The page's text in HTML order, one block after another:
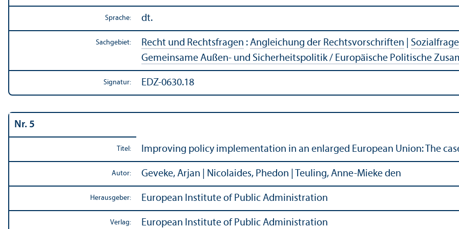
Sprache: dt.
Sachgebiet: Recht und Rechts­fragen : Angleich­ung der Rechts­vorschriften
Gemeinsame Außen- und Sicherheits­politik / Europäische Politische
Signatur: EDZ-0630.18
Nr. 5
Titel: Improving policy implementation in an enlarged European Union: The
Autor: Geveke, Arjan | Nicolaides, Phedon | Teuling, Anne-Mieke den
Herausgeber: European Institute of Public Administration
Verlag: European Institute of Public Administration